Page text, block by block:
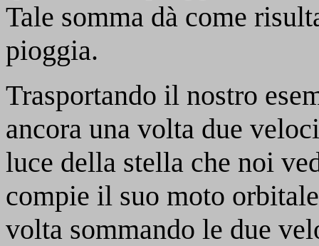
Tale somma dà come
pioggia.
Trasportando il nostro
ancora una volta due
luce della stella che noi
compie il suo moto
volta sommando le due